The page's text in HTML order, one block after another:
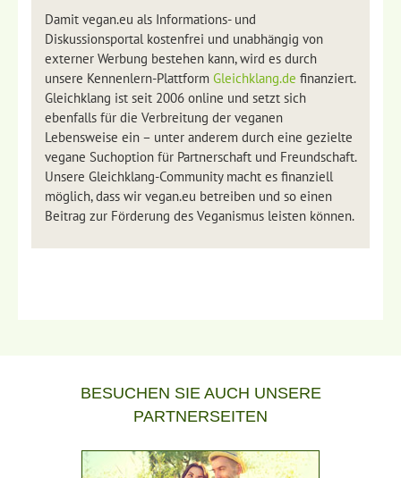
Damit vegan.eu als Informations- und
Diskussionsportal kostenfrei und unabhängig von
externer Werbung bestehen kann, wird es durch
unsere Kennenlern-Plattform Gleichklang.de finanziert.
Gleichklang ist seit 2006 online und setzt sich
ebenfalls für die Verbreitung der veganen
Lebensweise ein – unter anderem durch eine gezielte
vegane Suchoption für Partnerschaft und Freundschaft.
Unsere Gleichklang-Community macht es finanziell
möglich, dass wir vegan.eu betreiben und so einen
Beitrag zur Förderung des Veganismus leisten können.
BESUCHEN SIE AUCH UNSERE
PARTNERSEITEN